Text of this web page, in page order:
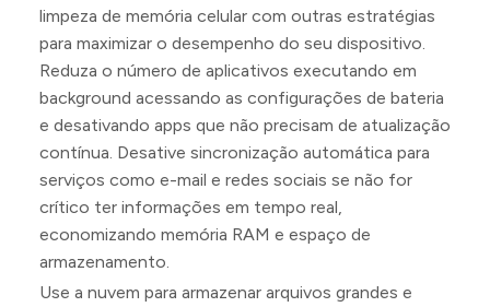
limpeza de memória celular com outras estratégias
para maximizar o desempenho do seu dispositivo.
Reduza o número de aplicativos executando em
background acessando as configurações de bateria
e desativando apps que não precisam de atualização
contínua. Desative sincronização automática para
serviços como e-mail e redes sociais se não for
crítico ter informações em tempo real,
economizando memória RAM e espaço de
armazenamento.
Use a nuvem para armazenar arquivos grandes e